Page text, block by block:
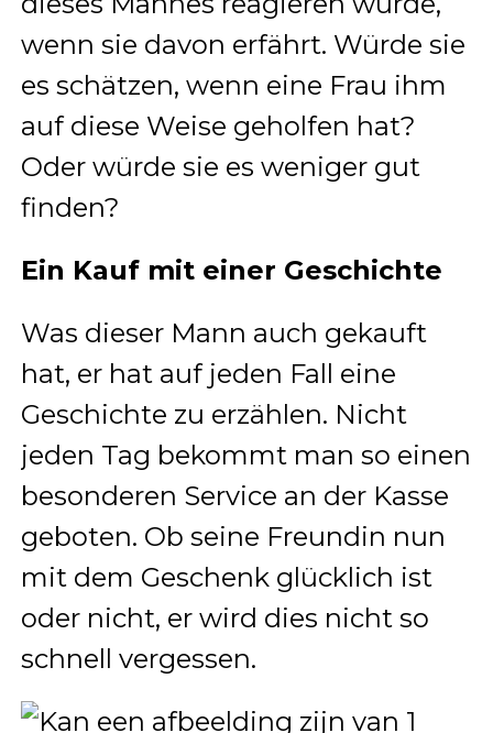
wenn sie davon erfährt. Würde sie
es schätzen, wenn eine Frau ihm
auf diese Weise geholfen hat?
Oder würde sie es weniger gut
finden?
Ein Kauf mit einer Geschichte
Was dieser Mann auch gekauft
hat, er hat auf jeden Fall eine
Geschichte zu erzählen. Nicht
jeden Tag bekommt man so einen
besonderen Service an der Kasse
geboten. Ob seine Freundin nun
mit dem Geschenk glücklich ist
oder nicht, er wird dies nicht so
schnell vergessen.